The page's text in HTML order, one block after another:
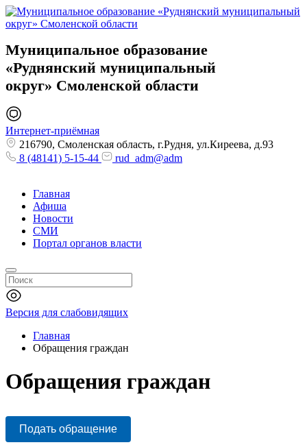
Муниципальное образование
«Руднянский муниципальный
округ» Смоленской области
Интернет-приёмная
216790, Смоленская область, г.Рудня, ул.Киреева, д.93
8 (48141) 5-15-44
rud_adm@adm
Главная
Афиша
Новости
СМИ
Портал органов власти
Версия для слабовидящих
Главная
Обращения граждан
Обращения граждан
Подать обращение